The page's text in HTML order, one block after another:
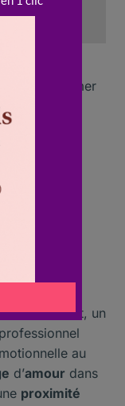
de leur
de transformer
affectif
des
d’un enfant, un
au
d’amour dans
proximité